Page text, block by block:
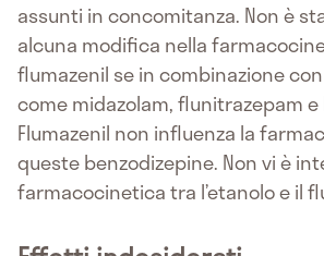
assunti in concomitanza. Non è
alcuna modifica nella
flumazenil se in combinazione
come midazolam, flunitrazepam
Flumazenil non influenza la
queste benzodizepine. Non vi è
farmacocinetica tra l’etanolo e il